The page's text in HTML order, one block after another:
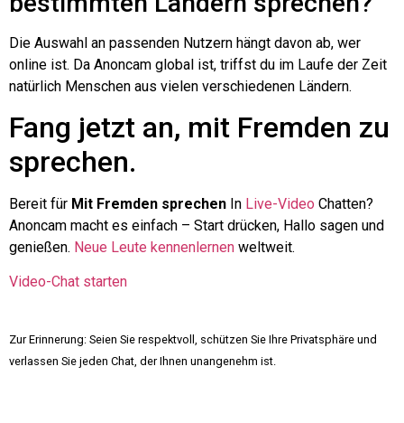
Die Auswahl an passenden Nutzern hängt davon ab, wer
online ist. Da Anoncam global ist, triffst du im Laufe der Zeit
natürlich Menschen aus vielen verschiedenen Ländern.
Fang jetzt an, mit Fremden zu
sprechen.
Bereit für Mit Fremden sprechen In Live-Video Chatten?
Anoncam macht es einfach – Start drücken, Hallo sagen und
genießen. Neue Leute kennenlernen weltweit.
Video-Chat starten
Zur Erinnerung: Seien Sie respektvoll, schützen Sie Ihre Privatsphäre und
verlassen Sie jeden Chat, der Ihnen unangenehm ist.